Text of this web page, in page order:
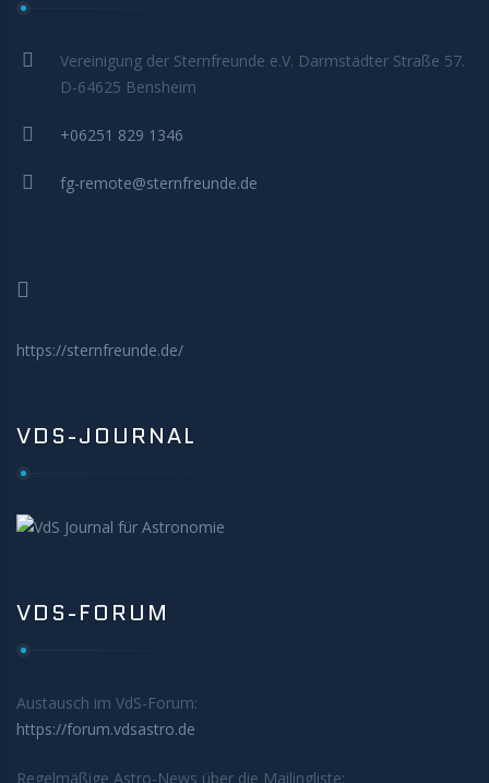
Vereinigung der Sternfreunde e.V. Darmstädter Straße 57.
D-64625 Bensheim
+06251 829 1346
fg-remote@sternfreunde.de
https://sternfreunde.de/
VDS-JOURNAL
VDS-FORUM
Austausch im VdS-Forum:
https://forum.vdsastro.de
Regelmäßige Astro-News über die Mailingliste: